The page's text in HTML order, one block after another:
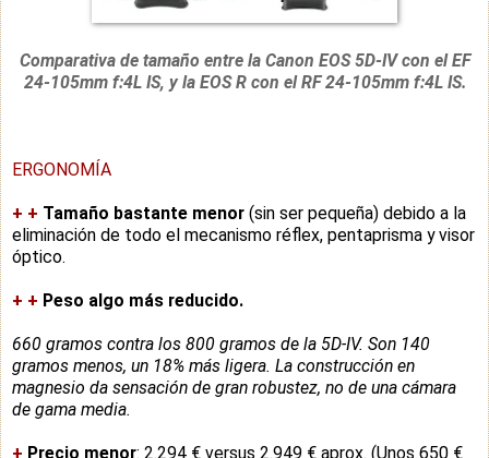
Comparativa de tamaño entre la Canon EOS 5D-IV con el EF
24-105mm f:4L IS, y la EOS R con el RF 24-105mm f:4L IS.
ERGONOMÍA
+ + Tamaño bastante menor (sin ser pequeña) debido a la
eliminación de todo el mecanismo réflex, pentaprisma y visor
óptico.
+ + Peso algo más reducido.
660 gramos contra los 800 gramos de la 5D-IV. Son 140
gramos menos, un 18% más ligera. La construcción en
magnesio da sensación de gran robustez, no de una cámara
de gama media.
+ Precio menor: 2.294 € versus 2.949 € aprox. (Unos 650 €